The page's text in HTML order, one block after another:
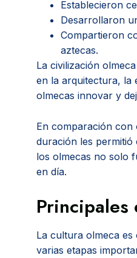
Establecieron
Desarrollaron
Compartieron
aztecas.
La civilización
en la arquitectura, la
olmecas innovar y
En comparación con
duración les
los olmecas no solo
en día.
Principales
La cultura olmeca es
varias etapas